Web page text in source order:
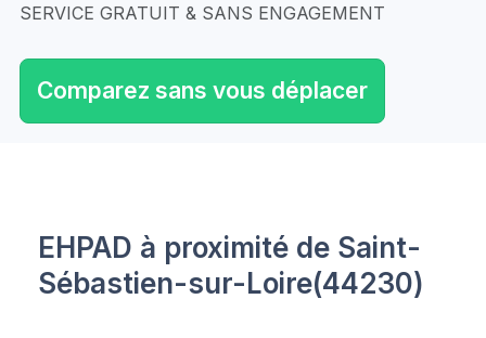
SERVICE GRATUIT & SANS ENGAGEMENT
Comparez sans vous déplacer
EHPAD à proximité de Saint-
Sébastien-sur-Loire(44230)